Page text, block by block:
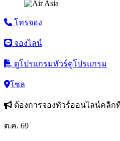
โทรจอง
จองไลน์
ดูโปรแกรมทัวร์ดูโปรแกรม
โซล
ต้องการจองทัวร์ออนไลน์คลิก
ต.ค. 69